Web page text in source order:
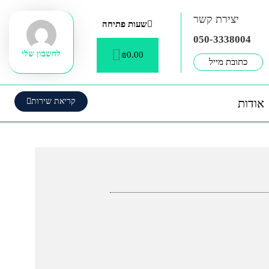
יצירת קשר
050-3338004
כתובת מייל
שעות פתיחה
₪0.00 לחשבון שלי
אודות קריאת שירות